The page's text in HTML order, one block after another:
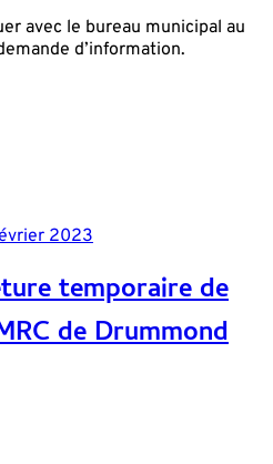
avec le bureau municipal au
d’information.
2023
temporaire de
de Drummond